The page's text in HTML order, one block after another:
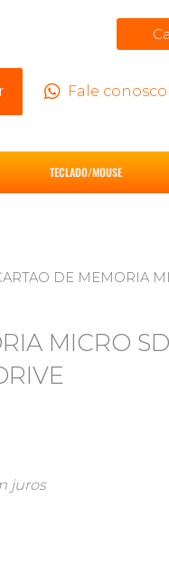
Fale conosco
TECLADO/MOUSE
DE MEMORIA
MICRO
juros